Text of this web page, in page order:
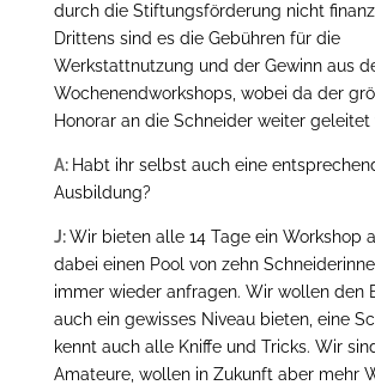
durch die Stiftungsförderung nicht
Drittens sind es die Gebühren für die
Werkstattnutzung und der Gewinn aus
Wochenendworkshops, wobei da der
Honorar an die Schneider weiter geleitet
A: Habt ihr selbst auch eine
Ausbildung?
J:Wir bieten alle 14 Tage ein Workshop
dabei einen Pool von zehn
immer wieder anfragen. Wir wollen den
auch ein gewisses Niveau bieten, eine
kennt auch alle Kniffe und Tricks. Wir
Amateure, wollen in Zukunft aber mehr